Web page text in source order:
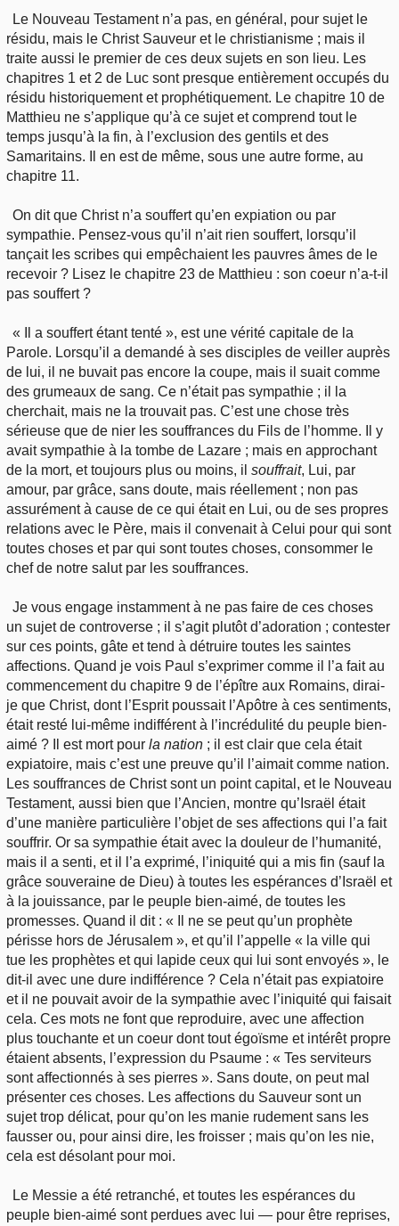
Le Nouveau Testament n’a pas, en général, pour sujet le
résidu, mais le Christ Sauveur et le christianisme ; mais il
traite aussi le premier de ces deux sujets en son lieu. Les
chapitres 1 et 2 de Luc sont presque entièrement occupés du
résidu historiquement et prophétiquement. Le chapitre 10 de
Matthieu ne s’applique qu’à ce sujet et comprend tout le
temps jusqu’à la fin, à l’exclusion des gentils et des
Samaritains. Il en est de même, sous une autre forme, au
chapitre 11.
On dit que Christ n’a souffert qu’en expiation ou par
sympathie. Pensez-vous qu’il n’ait rien souffert, lorsqu’il
tançait les scribes qui empêchaient les pauvres âmes de le
recevoir ? Lisez le chapitre 23 de Matthieu : son coeur n’a-t-il
pas souffert ?
« Il a souffert étant tenté », est une vérité capitale de la
Parole. Lorsqu’il a demandé à ses disciples de veiller auprès
de lui, il ne buvait pas encore la coupe, mais il suait comme
des grumeaux de sang. Ce n’était pas sympathie ; il la
cherchait, mais ne la trouvait pas. C’est une chose très
sérieuse que de nier les souffrances du Fils de l’homme. Il y
avait sympathie à la tombe de Lazare ; mais en approchant
de la mort, et toujours plus ou moins, il souffrait, Lui, par
amour, par grâce, sans doute, mais réellement ; non pas
assurément à cause de ce qui était en Lui, ou de ses propres
relations avec le Père, mais il convenait à Celui pour qui sont
toutes choses et par qui sont toutes choses, consommer le
chef de notre salut par les souffrances.
Je vous engage instamment à ne pas faire de ces choses
un sujet de controverse ; il s’agit plutôt d’adoration ; contester
sur ces points, gâte et tend à détruire toutes les saintes
affections. Quand je vois Paul s’exprimer comme il l’a fait au
commencement du chapitre 9 de l’épître aux Romains, dirai-
je que Christ, dont l’Esprit poussait l’Apôtre à ces sentiments,
était resté lui-même indifférent à l’incrédulité du peuple bien-
aimé ? Il est mort pour la nation ; il est clair que cela était
expiatoire, mais c’est une preuve qu’il l’aimait comme nation.
Les souffrances de Christ sont un point capital, et le Nouveau
Testament, aussi bien que l’Ancien, montre qu’Israël était
d’une manière particulière l’objet de ses affections qui l’a fait
souffrir. Or sa sympathie était avec la douleur de l’humanité,
mais il a senti, et il l’a exprimé, l’iniquité qui a mis fin (sauf la
grâce souveraine de Dieu) à toutes les espérances d’Israël et
à la jouissance, par le peuple bien-aimé, de toutes les
promesses. Quand il dit : « Il ne se peut qu’un prophète
périsse hors de Jérusalem », et qu’il l’appelle « la ville qui
tue les prophètes et qui lapide ceux qui lui sont envoyés », le
dit-il avec une dure indifférence ? Cela n’était pas expiatoire
et il ne pouvait avoir de la sympathie avec l’iniquité qui faisait
cela. Ces mots ne font que reproduire, avec une affection
plus touchante et un coeur dont tout égoïsme et intérêt propre
étaient absents, l’expression du Psaume : « Tes serviteurs
sont affectionnés à ses pierres ». Sans doute, on peut mal
présenter ces choses. Les affections du Sauveur sont un
sujet trop délicat, pour qu’on les manie rudement sans les
fausser ou, pour ainsi dire, les froisser ; mais qu’on les nie,
cela est désolant pour moi.
Le Messie a été retranché, et toutes les espérances du
peuple bien-aimé sont perdues avec lui — pour être reprises,